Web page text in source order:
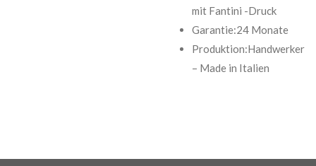
mit Fantini -Druck
Garantie:24 Monate
Produktion:Handwerker
– Made in Italien